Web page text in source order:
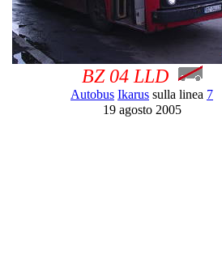
BZ 04 LLD
Autobus Ikarus sulla linea 7
19 agosto 2005